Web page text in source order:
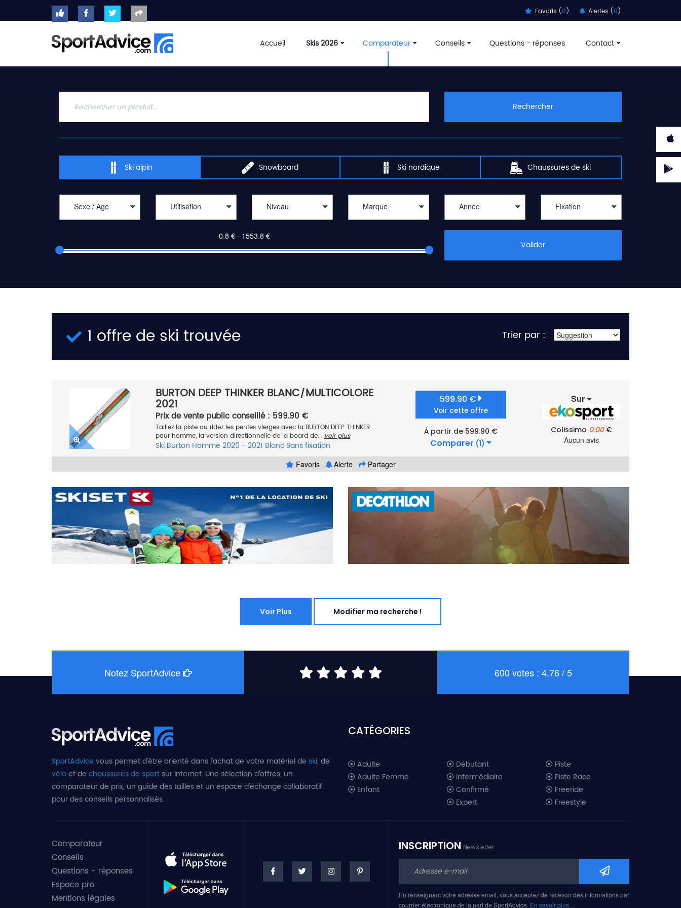
Favoris (0) Alertes (0)
Accueil Skis 2026 Comparateur Conseils Questions - réponses Contact
ACCUEIL
2020
CONSEILS
QUESTIONS
Rechercher
Ski alpin Snowboard Ski nordique Chaussures de ski
Sexe / Age Utilisation Niveau Marque Année Fixation
Valider
1 offre de ski trouvée Trier par :
BURTON DEEP THINKER BLANC/MULTICOLORE
2021
Prix de vente public conseillé : 599.90 €
Taillez la piste ou ridez les pentes vierges avec la BURTON DEEP THINKER
pour homme, la version directionnelle de la board de... voir plus
Ski Burton Homme 2020 - 2021 Blanc Sans fixation
599.90 €
Voir cette offre
À partir de 599.90 €
Comparer (1)
Sur
Colissimo 0.00€
Aucun avis
Favoris Alerte Partager
Voir Plus Modifier ma recherche !
Notez SportAdvice 600 votes : 4.76 / 5
SportAdvice vous permet d'être orienté dans l'achat de votre matériel de ski, de
véloet de chaussures de sportsur internet. Une sélection d'offres, un
comparateur de prix, un guide des tailles et un espace d'échange collaboratif
pour des conseils personnalisés.
CATÉGORIES
Adulte
Adulte Femme
Enfant
Débutant
Intermédiaire
Confirmé
Expert
Piste
Piste Race
Freeride
Freestyle
Ski freeride 2019
Ski freestyle 2019
Ski AM 2019
Comparateur
Conseils
Questions - réponses
Espace pro
Mentions légales
INSCRIPTION Newsletter
En renseignant votre adresse email, vous acceptez de recevoir des informations par
courrier électronique de la part de SportAdvice. En savoir plus…